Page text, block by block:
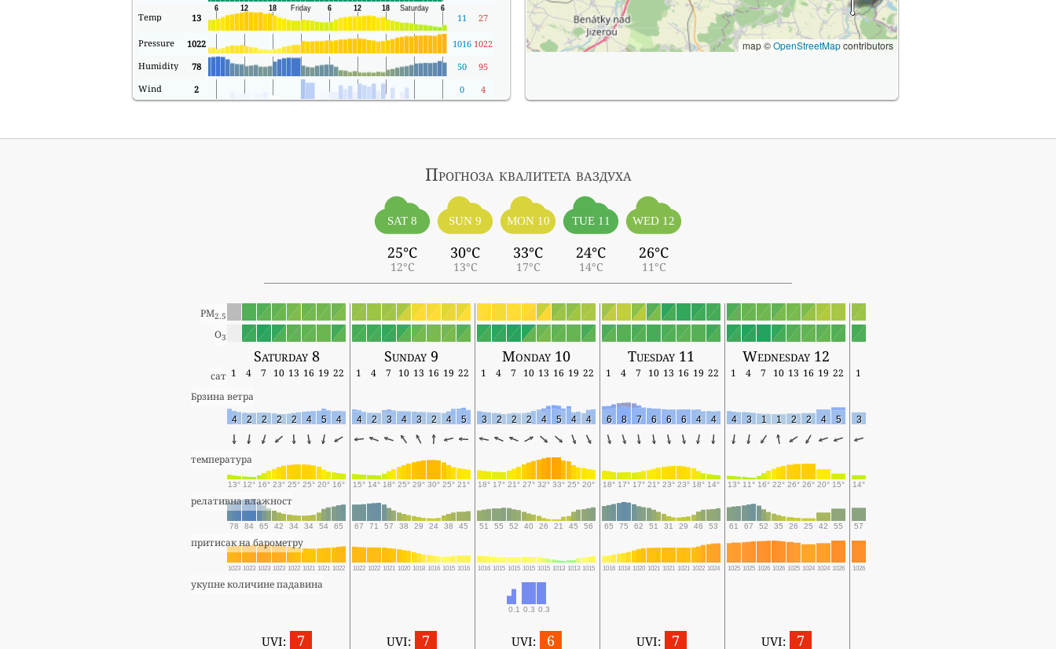
Temp 13 11 27
Pressure 1022 1016 1022
Humidity
78 50
95
Wind
2 0 4
map ©OpenStreetMapcontributors
Прогноза квалитета ваздуха
SAT 8
25°C
12°C
SUN 9
30°C
13°C
MON 10
33°C
17°C
TUE 11
24°C
14°C
WED 12
26°C
11°C
PM2.5
O3
Saturday 8 Sunday 9 Monday 10 Tuesday 11 Wednesday 12
сат 1 4 7 10 13 16 19 22 1 4 7 10 13 16 19 22 1 4 7 10 13 16 19 22 1 4 7 10 13 16 19 22 1 4 7 10 13 16 19 22
1
Брзина ветра
4 2 2 2 2 4 5 4 4 2 3 4 3 2 4 5 3 2 2 2 4 5 4 4 6 8 7 6 6 6 4 4 4 3 1 1 2 2 4 5 3
температура
13° 12° 16° 23° 25° 25° 20° 16° 15° 14° 18° 25° 29° 30° 25° 21° 18° 17° 21° 27° 32° 33° 25° 20° 18° 17° 17° 21° 23° 23° 18° 14° 13° 11° 16° 22° 26° 26° 20° 15° 14°
релативна влажност
78 84 65 42 34 34 54 65 67 71 57 38 29 24 38 45 51 55 52 40 26 21 45 56 65 75 62 51 31 29 46 53 61 67 52 35 26 25 42 55 57
притисак на барометру
1023 1023 1023 1023 1022 1021 1021 1022 1022 1022 1021 1020 1018 1016 1015 1016 1016 1015 1015 1015 1015 1013 1013 1015 1016 1018 1020 1021 1021 1021 1022 1024 1025 1025 1026 1026 1025 1024 1024 1026 1026
укупне количине падавина
0.1 0.3 0.3
UVI: 7 UVI: 7 UVI: 6 UVI: 7 UVI: 7